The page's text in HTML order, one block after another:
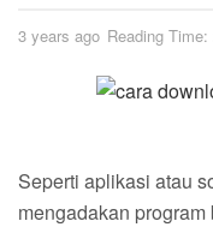
3 years ago Reading
Seperti aplikasi atau
mengadakan